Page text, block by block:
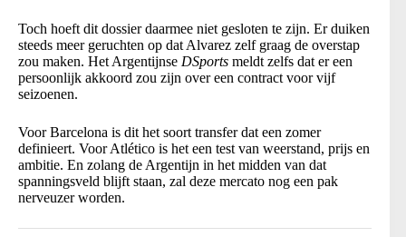
Toch hoeft dit dossier daarmee niet gesloten te zijn. Er duiken
steeds meer geruchten op dat Alvarez zelf graag de overstap
zou maken. Het Argentijnse DSports meldt zelfs dat er een
persoonlijk akkoord zou zijn over een contract voor vijf
seizoenen.
Voor Barcelona is dit het soort transfer dat een zomer
definieert. Voor Atlético is het een test van weerstand, prijs en
ambitie. En zolang de Argentijn in het midden van dat
spanningsveld blijft staan, zal deze mercato nog een pak
nerveuzer worden.